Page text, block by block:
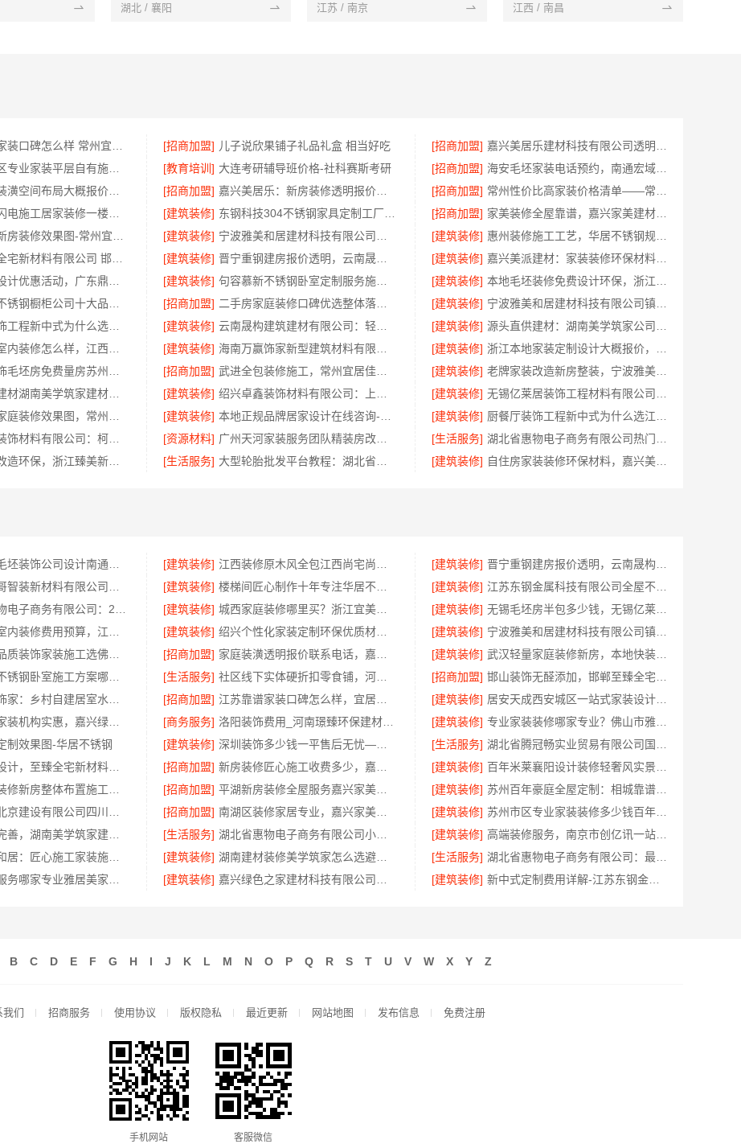
湖北 / 襄阳 江苏 / 南京 江西 / 南昌
[招商加盟] 儿子说欣果铺子礼品礼盒 相当好吃 [招商加盟]
[教育培训] 大连考研辅导班价格-社科赛斯考研 [招商加盟]
海安毛坯家装电话预约，南通宏域全宅装饰建材免费设计
[招商加盟] [招商加盟]
[建筑装修] [招商加盟]
家美装修全屋靠谱，嘉兴家美建材科技有限公司一站式省心
[建筑装修] [建筑装修]
[建筑装修] [建筑装修]
嘉兴美派建材：家装装修环保材料靠谱商家，正品有保障
[建筑装修] [建筑装修]
[招商加盟] [建筑装修]
宁波雅美和居建材科技有限公司镇海家装施工对接渠道
[建筑装修] [建筑装修]
[建筑装修] [建筑装修]
[招商加盟] [建筑装修]
老牌家装改造新房整装，宁波雅美和居建材科技有限公司
[建筑装修] [建筑装修]
[建筑装修] [建筑装修]
[资源材料] [生活服务]
[生活服务] [建筑装修] 自住房家装装修环保材料，嘉兴美派建材科技有限公司一线品牌正品保障
[建筑装修] [建筑装修]
[建筑装修] [建筑装修]
江苏东钢金属科技有限公司全屋不锈钢定制生产商
[建筑装修] [建筑装修]
无锡毛坯房半包多少钱，无锡亿莱居装饰工程材料有限公司
[建筑装修] [建筑装修]
宁波雅美和居建材科技有限公司镇海家装施工对接渠道
[招商加盟] [建筑装修]
武汉轻量家庭装修新房，本地快装（湖北）科技有限公司透明报价
[生活服务] [招商加盟]
[招商加盟] [建筑装修]
居安天成西安城区一站式家装设计，毛坯房自有施工队
[商务服务] [建筑装修]
专业家装装修哪家专业？佛山市雅居美家装饰全流程标准化管控
制效果图-华居不锈钢 [建筑装修] [生活服务]
[招商加盟] [建筑装修]
[招商加盟] [建筑装修]
苏州百年豪庭全屋定制：相城靠谱家装就近服务，拎包入住省心
[招商加盟] [建筑装修]
苏州市区专业家装装修多少钱百年豪庭新材料
[生活服务] [建筑装修]
高端装修服务，南京市创亿讯一站式家装更省心
[建筑装修] [生活服务]
湖北省惠物电子商务有限公司：最新生鲜食品网站价格
[建筑装修] [建筑装修] 新中式定制费用详解-江苏东钢金属家居有限公司
B C D E F G H I J K L M N O P Q R S T U V W X Y Z
我们 招商服务 使用协议 版权隐私 最近更新 网站地图 发布信息 免费注册
手机网站 客服微信